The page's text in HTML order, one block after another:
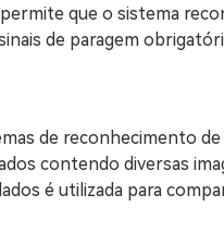
que o sistema
de paragem
de reconhecimento
contendo diversas
é utilizada para